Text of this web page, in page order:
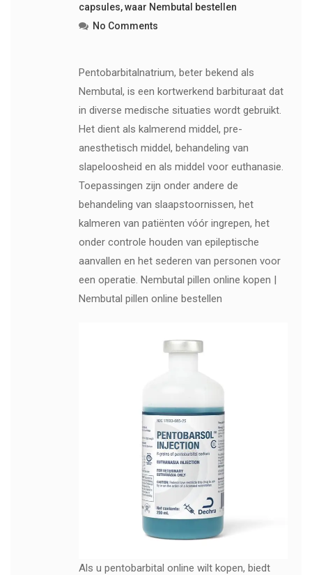
capsules,waar Nembutal bestellen
No Comments
Pentobarbitalnatrium, beter bekend als
Nembutal, is een kortwerkend barbituraat dat
in diverse medische situaties wordt gebruikt.
Het dient als kalmerend middel, pre-
anesthetisch middel, behandeling van
slapeloosheid en als middel voor euthanasie.
Toepassingen zijn onder andere de
behandeling van slaapstoornissen, het
kalmeren van patiënten vóór ingrepen, het
onder controle houden van epileptische
aanvallen en het sederen van personen voor
een operatie. Nembutal pillen online kopen |
Nembutal pillen online bestellen
Als u pentobarbital online wilt kopen, biedt